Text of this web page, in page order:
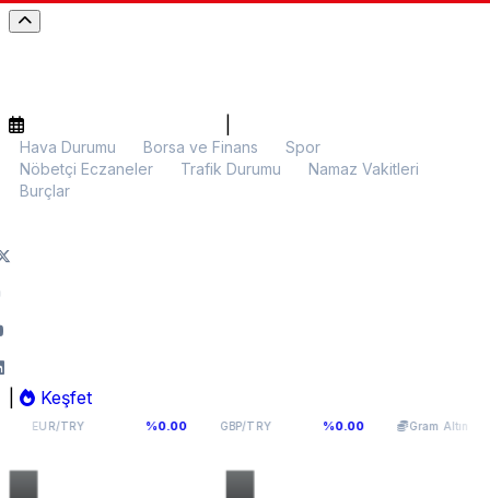
Hava Durumu Borsa ve Finans
Spor
Nöbetçi Eczaneler
Trafik Durumu
Namaz Vakitleri
Burçlar
Keşfet
%0.00 GBP/TRY64,131 %0.00 Gram Altın 6.063,33